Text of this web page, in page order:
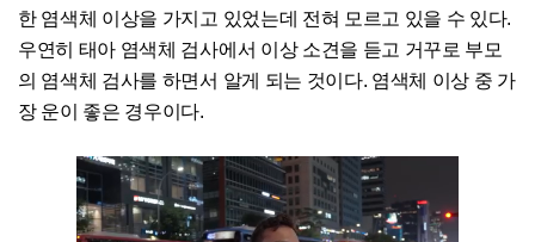
한 염색체 이상을 가지고 있었는데 전혀 모르고 있을 수 있다.
우연히 태아 염색체 검사에서 이상 소견을 듣고 거꾸로 부모
의 염색체 검사를 하면서 알게 되는 것이다. 염색체 이상 중 가
장 운이 좋은 경우이다.